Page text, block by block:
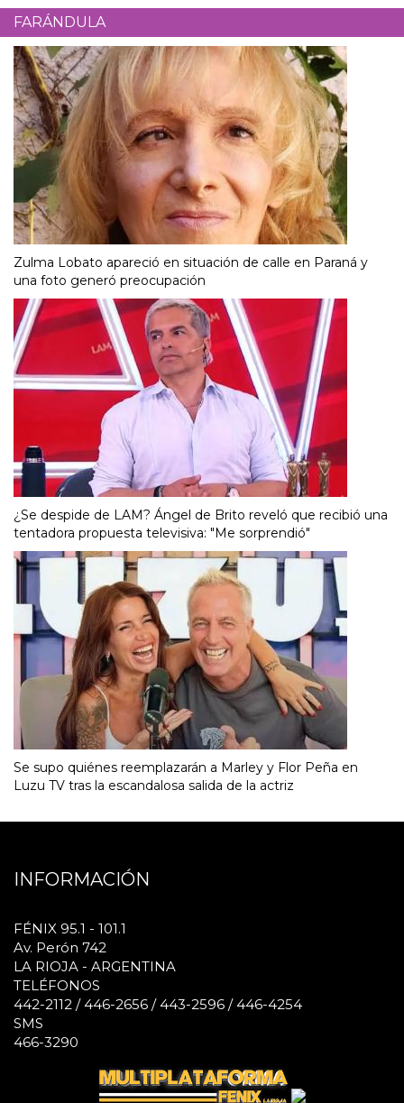
FARÁNDULA
Zulma Lobato apareció en situación de calle en Paraná y
una foto generó preocupación
¿Se despide de LAM? Ángel de Brito reveló que recibió una
tentadora propuesta televisiva: "Me sorprendió"
Se supo quiénes reemplazarán a Marley y Flor Peña en
Luzu TV tras la escandalosa salida de la actriz
INFORMACIÓN
FÉNIX 95.1 - 101.1
Av. Perón 742
LA RIOJA - ARGENTINA
TELÉFONOS
442-2112 / 446-2656 / 443-2596 / 446-4254
SMS
466-3290